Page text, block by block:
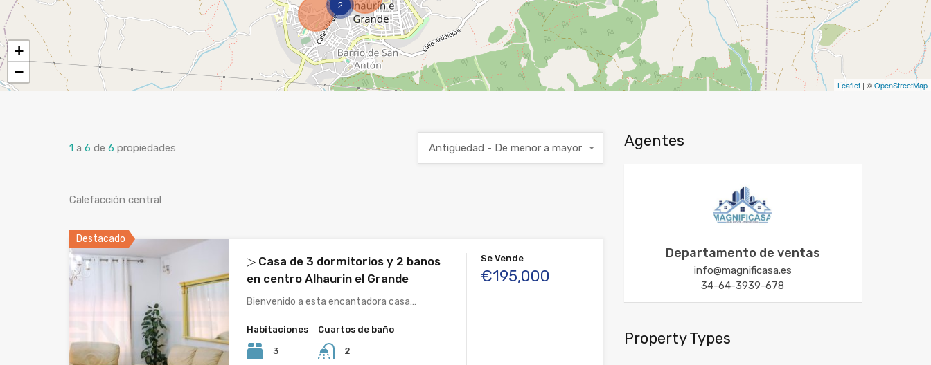
2
+
−
Leaflet | ©OpenStreetMap
1 a 6 de 6 propiedades Antigüedad - De menor a mayor
Calefacción central
Destacado
▷ Casa de 3 dormitorios y 2 banos
en centro Alhaurin el Grande
Bienvenido a esta encantadora casa…
Habitaciones
3
Cuartos de baño
2
Se Vende
€195,000
Agentes
Departamento de ventas
info@magnificasa.es
34-64-3939-678
Property Types